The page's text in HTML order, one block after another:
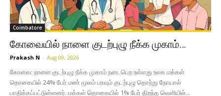
Coimbatore
கோவையில் நாளை குடற்புழு நீக்க முகாம்…
Prakash N - Aug 09, 2026
கோவை: நாளை குடற்புழு நீக்க முகாம் நடைபெற உள்ளது உலக மக்கள்
தொகையில் 24% பேர் மண் மூலம் பரவும் குடற்புழு தொற்று நோயால்
பாதிக்கப்பட்டுள்ளனர். மக்கள் தொகையில் 1% பேர் திறந்த வெளியில்...